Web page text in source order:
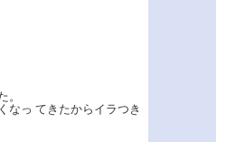
。
なっ てきたからイラつき